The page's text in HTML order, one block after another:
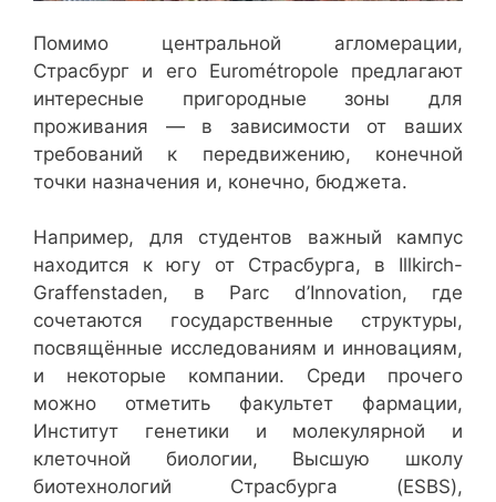
Помимо центральной агломерации,
Страсбург и его Eurométropole предлагают
интересные пригородные зоны для
проживания — в зависимости от ваших
требований к передвижению, конечной
точки назначения и, конечно, бюджета.
Например, для студентов важный кампус
находится к югу от Страсбурга, в Illkirch-
Graffenstaden, в Parc d’Innovation, где
сочетаются государственные структуры,
посвящённые исследованиям и инновациям,
и некоторые компании. Среди прочего
можно отметить факультет фармации,
Институт генетики и молекулярной и
клеточной биологии, Высшую школу
биотехнологий Страсбурга (ESBS),